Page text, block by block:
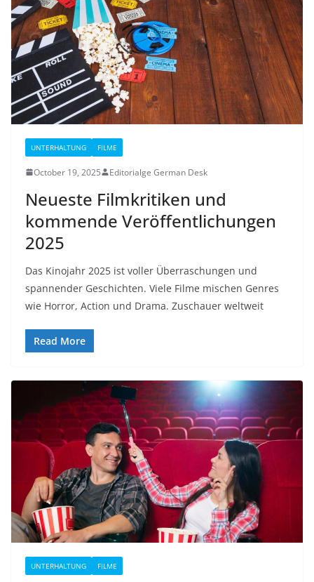
UNTERHALTUNG FILME
October 19, 2025 Editorialge German Desk
Neueste Filmkritiken und
kommende Veröffentlichungen
2025
Das Kinojahr 2025 ist voller Überraschungen und
spannender Geschichten. Viele Filme mischen Genres
wie Horror, Action und Drama. Zuschauer weltweit
Read More
UNTERHALTUNG FILME